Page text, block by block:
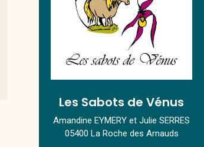
Les Sabots de Vénus
Amandine EYMERY et Julie SERRES
05400 La Roche des Arnauds